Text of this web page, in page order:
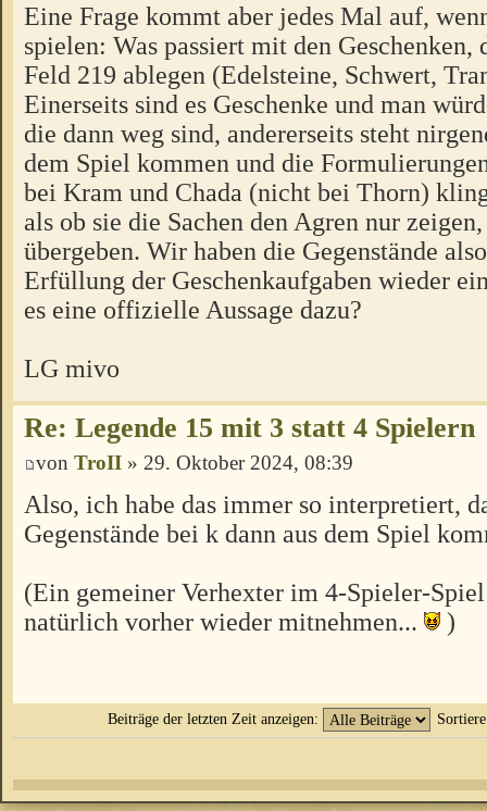
Eine Frage kommt aber jedes Mal auf,
spielen: Was passiert mit den
Feld 219 ablegen (Edelsteine, Schwert,
Einerseits sind es Geschenke und man
die dann weg sind, andererseits steht
dem Spiel kommen und die
bei Kram und Chada (nicht bei Thorn)
als ob sie die Sachen den Agren nur
übergeben. Wir haben die Gegenstände
Erfüllung der Geschenkaufgaben wieder
es eine offizielle Aussage dazu?
LG mivo
Re: Legende 15 mit 3 statt 4 Spielern
von TroII » 29. Oktober 2024, 08:39
Also, ich habe das immer so interpretiert,
Gegenstände bei k dann aus dem Spiel
(Ein gemeiner Verhexter im 4-Spieler-
natürlich vorher wieder mitnehmen...
)
Beiträge der letzten Zeit anzeigen: